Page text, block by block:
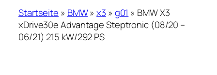
Startseite » BMW»x3 » g01 » BMW X3
xDrive30e Advantage Steptronic (08/20 –
06/21) 215 kW/292 PS